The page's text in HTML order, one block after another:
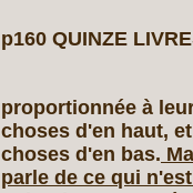
p160 QUINZE
proportionnée à
choses d'en haut,
choses d'en bas.
parle de ce qui